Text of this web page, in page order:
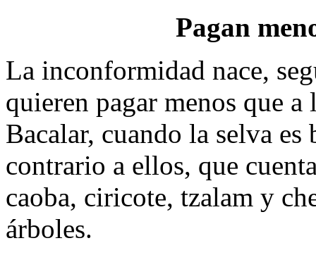
Pagan
La inconformidad nace,
quieren pagar menos que
Bacalar, cuando la selva
contrario a ellos, que
caoba, ciricote, tzalam y
árboles.